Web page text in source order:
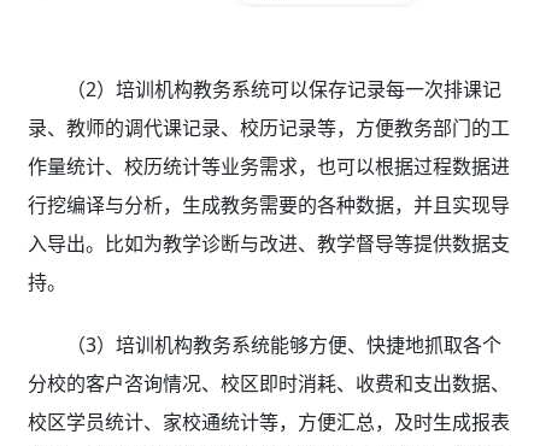
（2）培训机构教务系统可以保存记录每一次排课记
录、教师的调代课记录、校历记录等，方便教务部门的工
作量统计、校历统计等业务需求，也可以根据过程数据进
行挖编译与分析，生成教务需要的各种数据，并且实现导
入导出。比如为教学诊断与改进、教学督导等提供数据支
持。
（3）培训机构教务系统能够方便、快捷地抓取各个
分校的客户咨询情况、校区即时消耗、收费和支出数据、
校区学员统计、家校通统计等，方便汇总，及时生成报表